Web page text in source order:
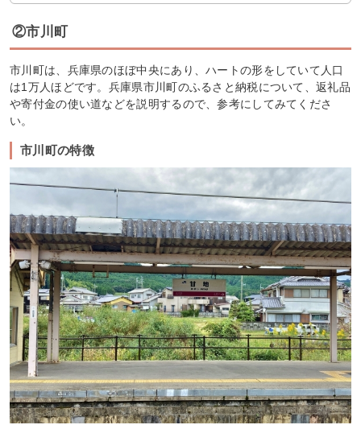
②市川町
市川町は、兵庫県のほぼ中央にあり、ハートの形をしていて人口
は1万人ほどです。兵庫県市川町のふるさと納税について、返礼品
や寄付金の使い道などを説明するので、参考にしてみてくださ
い。
市川町の特徴